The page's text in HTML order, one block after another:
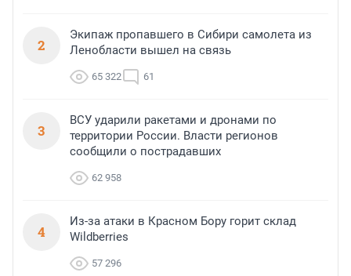
2
Экипаж пропавшего в Сибири самолета из
Ленобласти вышел на связь
65 322 61
3
ВСУ ударили ракетами и дронами по
территории России. Власти регионов
сообщили о пострадавших
62 958
4
Из-за атаки в Красном Бору горит склад
Wildberries
57 296